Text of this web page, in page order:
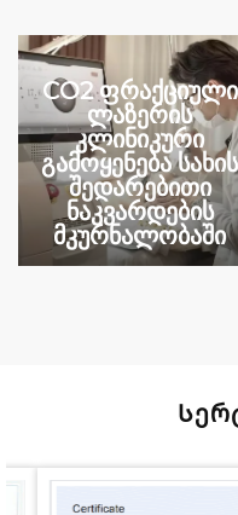
CO2 ფრაქციული
ლაზერის
კლინიკური
გამოყენება სახის
შედარებითი
ნაკვარდების
მკურნალობაში